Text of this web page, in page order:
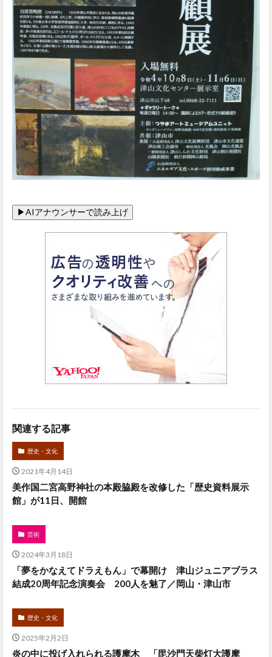
関連する記事
歴史・文化
2021年4月14日
美作国二宮高野神社の本殿脇殿を改修した「歴史資料展示
館」が11日、開館
芸術
2024年3月18日
「夢をかなえてドラえもん」で幕開け 津山ジュニアブラス
結成20周年記念演奏会 200人を魅了／岡山・津山市
歴史・文化
2025年2月2日
炎の中に投げ入れられる護摩木 「毘沙門天柴灯大護摩